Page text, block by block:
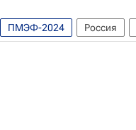
ПМЭФ-2024 Россия